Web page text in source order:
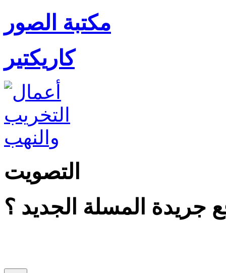
مكتبة الصور
كاريكتير
التصويت
جريدة المسلة الجديد ؟